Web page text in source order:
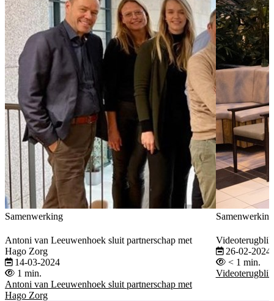
Samenwerking
Antoni van Leeuwenhoek sluit partnerschap met
Hago Zorg
14-03-2024
1 min.
Antoni van Leeuwenhoek sluit partnerschap met
Hago Zorg
Samenwerking
26-02-2024
< 1 min.